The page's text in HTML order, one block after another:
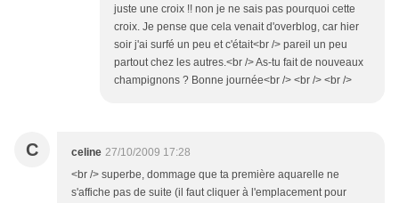
juste une croix !! non je ne sais pas pourquoi cette
croix. Je pense que cela venait d'overblog, car hier
soir j'ai surfé un peu et c'était<br /> pareil un peu
partout chez les autres.<br /> As-tu fait de nouveaux
champignons ? Bonne journée<br /> <br /> <br />
C celine 27/10/2009 17:28
<br /> superbe, dommage que ta première aquarelle ne
s'affiche pas de suite (il faut cliquer à l'emplacement pour